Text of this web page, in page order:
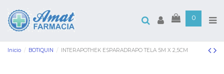
0
Inicio BOTIQUIN INTERAPOTHEK ESPARADRAPO TELA 5M X 2,5CM